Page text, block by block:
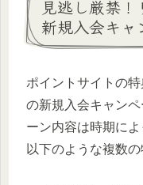
見逃し厳禁
新規入会キャ
ポイントサイトの
の新規入会キャン
ーン内容は時期に
以下のような複数